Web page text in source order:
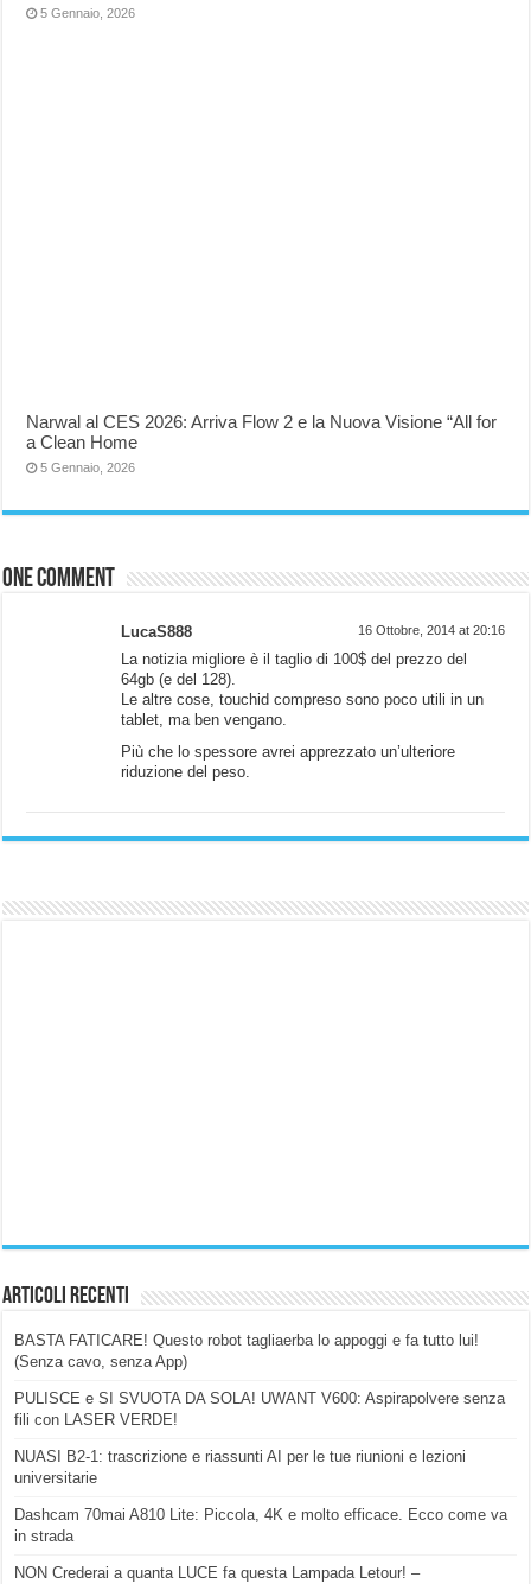
5 Gennaio, 2026
Narwal al CES 2026: Arriva Flow 2 e la Nuova Visione “All for
a Clean Home
5 Gennaio, 2026
One comment
LucaS888 16 Ottobre, 2014 at 20:16
La notizia migliore è il taglio di 100$ del prezzo del
64gb (e del 128).
Le altre cose, touchid compreso sono poco utili in un
tablet, ma ben vengano.
Più che lo spessore avrei apprezzato un’ulteriore
riduzione del peso.
Articoli Recenti
BASTA FATICARE! Questo robot tagliaerba lo appoggi e fa tutto lui!
(Senza cavo, senza App)
PULISCE e SI SVUOTA DA SOLA! UWANT V600: Aspirapolvere senza
fili con LASER VERDE!
NUASI B2-1: trascrizione e riassunti AI per le tue riunioni e lezioni
universitarie
Dashcam 70mai A810 Lite: Piccola, 4K e molto efficace. Ecco come va
in strada
NON Crederai a quanta LUCE fa questa Lampada Letour! –